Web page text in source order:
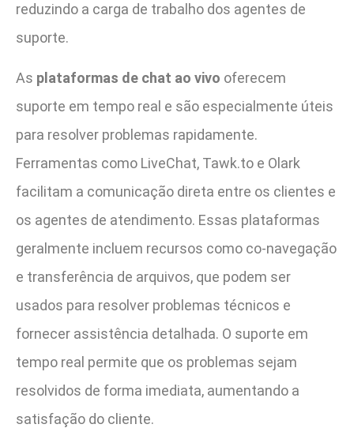
reduzindo a carga de trabalho dos agentes de
suporte.
As plataformas de chat ao vivo oferecem
suporte em tempo real e são especialmente úteis
para resolver problemas rapidamente.
Ferramentas como LiveChat, Tawk.to e Olark
facilitam a comunicação direta entre os clientes e
os agentes de atendimento. Essas plataformas
geralmente incluem recursos como co-navegação
e transferência de arquivos, que podem ser
usados para resolver problemas técnicos e
fornecer assistência detalhada. O suporte em
tempo real permite que os problemas sejam
resolvidos de forma imediata, aumentando a
satisfação do cliente.